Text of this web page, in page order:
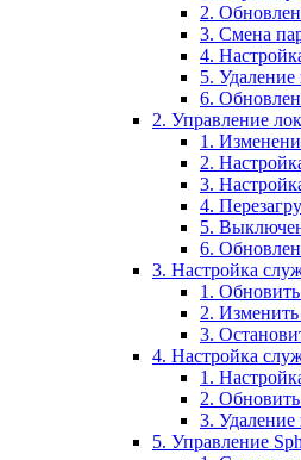
2.
3. Смена
4.
5.
6.
2. Управление
1.
2.
3.
4.
5.
6.
3. Настройка
1.
2.
3.
4. Настройка
1.
2. Обновить
3. Удаление
5. Управление